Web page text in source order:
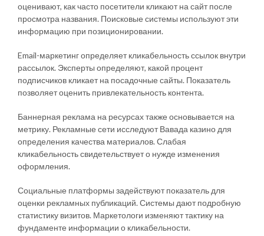
оценивают, как часто посетители кликают на сайт после
просмотра названия. Поисковые системы используют эти
информацию при позиционировании.
Email-маркетинг определяет кликабельность ссылок внутри
рассылок. Эксперты определяют, какой процент
подписчиков кликает на посадочные сайты. Показатель
позволяет оценить привлекательность контента.
Баннерная реклама на ресурсах также основывается на
метрику. Рекламные сети исследуют Вавада казино для
определения качества материалов. Слабая
кликабельность свидетельствует о нужде изменения
оформления.
Социальные платформы задействуют показатель для
оценки рекламных публикаций. Системы дают подробную
статистику визитов. Маркетологи изменяют тактику на
фундаменте информации о кликабельности.